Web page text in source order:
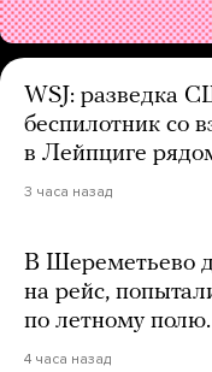
WSJ: разведка
беспилотник со
в Лейпциге
3 часа назад
В Шереметьево
на рейс,
по летному
4 часа назад